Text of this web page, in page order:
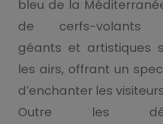
bleu de la
de cerfs-volants
géants et artistiques
les airs, offrant un
d’enchanter les
Outre les